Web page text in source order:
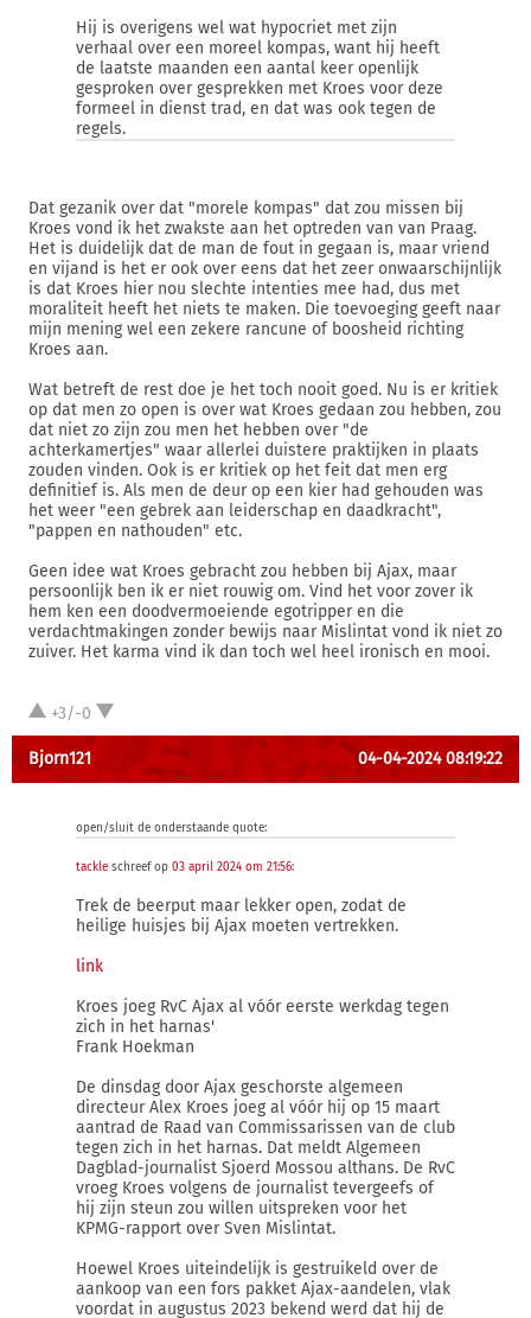
Hij is overigens wel wat hypocriet met zijn
verhaal over een moreel kompas, want hij heeft
de laatste maanden een aantal keer openlijk
gesproken over gesprekken met Kroes voor deze
formeel in dienst trad, en dat was ook tegen de
regels.
Dat gezanik over dat "morele kompas" dat zou missen bij
Kroes vond ik het zwakste aan het optreden van van Praag.
Het is duidelijk dat de man de fout in gegaan is, maar vriend
en vijand is het er ook over eens dat het zeer onwaarschijnlijk
is dat Kroes hier nou slechte intenties mee had, dus met
moraliteit heeft het niets te maken. Die toevoeging geeft naar
mijn mening wel een zekere rancune of boosheid richting
Kroes aan.
Wat betreft de rest doe je het toch nooit goed. Nu is er kritiek
op dat men zo open is over wat Kroes gedaan zou hebben, zou
dat niet zo zijn zou men het hebben over "de
achterkamertjes" waar allerlei duistere praktijken in plaats
zouden vinden. Ook is er kritiek op het feit dat men erg
definitief is. Als men de deur op een kier had gehouden was
het weer "een gebrek aan leiderschap en daadkracht",
"pappen en nathouden" etc.
Geen idee wat Kroes gebracht zou hebben bij Ajax, maar
persoonlijk ben ik er niet rouwig om. Vind het voor zover ik
hem ken een doodvermoeiende egotripper en die
verdachtmakingen zonder bewijs naar Mislintat vond ik niet zo
zuiver. Het karma vind ik dan toch wel heel ironisch en mooi.
+3/-0
Bjorn121 04-04-2024 08:19:22
open/sluit de onderstaande quote:
tackle schreef op 03 april 2024 om 21:56:
Trek de beerput maar lekker open, zodat de
heilige huisjes bij Ajax moeten vertrekken.
link
Kroes joeg RvC Ajax al vóór eerste werkdag tegen
zich in het harnas'
Frank Hoekman
De dinsdag door Ajax geschorste algemeen
directeur Alex Kroes joeg al vóór hij op 15 maart
aantrad de Raad van Commissarissen van de club
tegen zich in het harnas. Dat meldt Algemeen
Dagblad-journalist Sjoerd Mossou althans. De RvC
vroeg Kroes volgens de journalist tevergeefs of
hij zijn steun zou willen uitspreken voor het
KPMG-rapport over Sven Mislintat.
Hoewel Kroes uiteindelijk is gestruikeld over de
aankoop van een fors pakket Ajax-aandelen, vlak
voordat in augustus 2023 bekend werd dat hij de